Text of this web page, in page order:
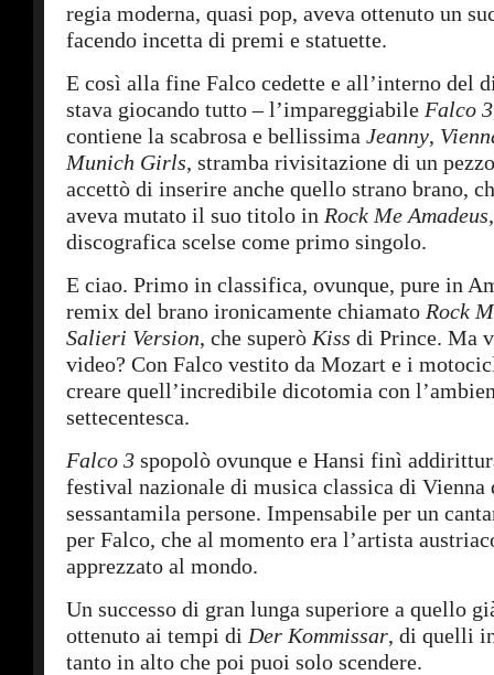
regia moderna, quasi pop, aveva ottenuto un
facendo incetta di premi e statuette.
E così alla fine Falco cedette e all’interno del
stava giocando tutto – l’impareggiabile Falco 3
contiene la scabrosa e bellissima Jeanny,
Munich Girls, stramba rivisitazione di un
accettò di inserire anche quello strano brano,
aveva mutato il suo titolo in Rock Me Amadeus
discografica scelse come primo singolo.
E ciao. Primo in classifica, ovunque, pure in
remix del brano ironicamente chiamato Rock
Salieri Version, che superò Kiss di Prince. Ma
video? Con Falco vestito da Mozart e i
creare quell’incredibile dicotomia con
settecentesca.
Falco 3 spopolò ovunque e Hansi finì
festival nazionale di musica classica di Vienna
sessantamila persone. Impensabile per un
per Falco, che al momento era l’artista
apprezzato al mondo.
Un successo di gran lunga superiore a quello
ottenuto ai tempi di Der Kommissar, di quelli
tanto in alto che poi puoi solo scendere.